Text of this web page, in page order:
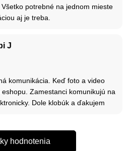
potrebné na jednom mieste
aj je treba.
J
komunikácia. Keď foto a video
Zamestanci komunikujú na
Dole klobúk a ďakujem
hodnotenia